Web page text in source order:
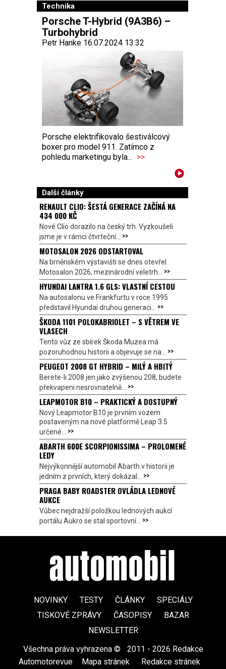
Technika
Porsche T-Hybrid (9A3B6) –
Turbohybrid
Petr Hanke 16.07.2024 13:32
Porsche elektrifikovalo šestiválcový
boxer pro model 911. Zatímco z
pohledu marketingu byla... >>
Další články
RENAULT CLIO: ŠESTÁ GENERACE ZAČÍNÁ NA
434 000 KČ
Nové Clio dorazilo na český trh. Vyzkoušeli
jsme je v rámci čtvrteční... >>
MOTOSALON 2026 ODSTARTOVAL
Na brněnském výstavišti se dnes otevřel
Motosalon 2026, mezinárodní veletrh... >>
HYUNDAI LANTRA 1.6 GLS: VLASTNÍ CESTOU
Na autosalonu ve Frankfurtu v roce 1995
představil Hyundai druhou generaci... >>
ŠKODA 1101 POLOKABRIOLET – S VĚTREM VE
VLASECH
Tento vůz ze sbírek Škoda Muzea má
pozoruhodnou historii a objevuje se na... >>
PEUGEOT 2008 GT HYBRID – MILÝ A HBITÝ
Berete-li 2008 jen jako zvýšenou 208, budete
překvapeni nesrovnatelně... >>
LEAPMOTOR B10 – PRAKTICKÝ A DOSTUPNÝ
Nový Leapmotor B10 je prvním vozem
postaveným na nové platformě Leap 3.5
určené... >>
ABARTH 600E SCORPIONISSIMA – PROLOMENÉ
LEDY
Nejvýkonnější automobil Abarth v historii je
jedním z prvních, který dokázal... >>
PRAGA BABY ROADSTER OVLÁDLA LEDNOVÉ
AUKCE
Vůbec nejdražší položkou lednových aukcí
portálu Aukro se stal sportovní... >>
NOVINKY TESTY ČLÁNKY
SPECIÁLY
TISKOVÉ ZPRÁVY
ČASOPISY
BAZAR
NEWSLETTER
Všechna práva vyhrazena ©
2011 - 2026 Redakce
Automotorevue
Mapa stránek Redakce stránek